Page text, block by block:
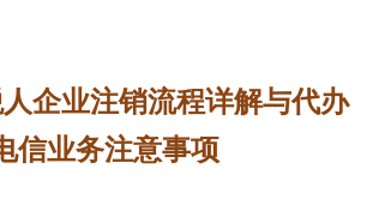
企业注销流程详解与代办
信业务注意事项